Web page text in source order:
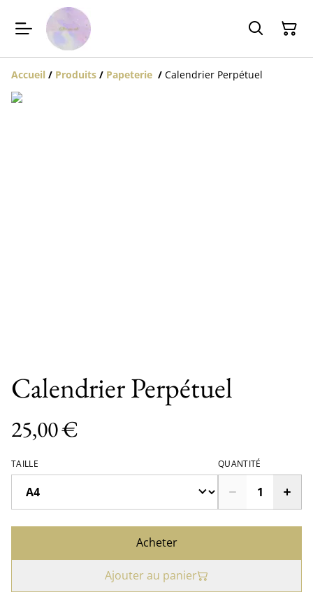
Accueil / Produits / Papeterie / Calendrier Perpétuel
Calendrier Perpétuel
25,00 €
TAILLE QUANTITÉ
Acheter
Ajouter au panier